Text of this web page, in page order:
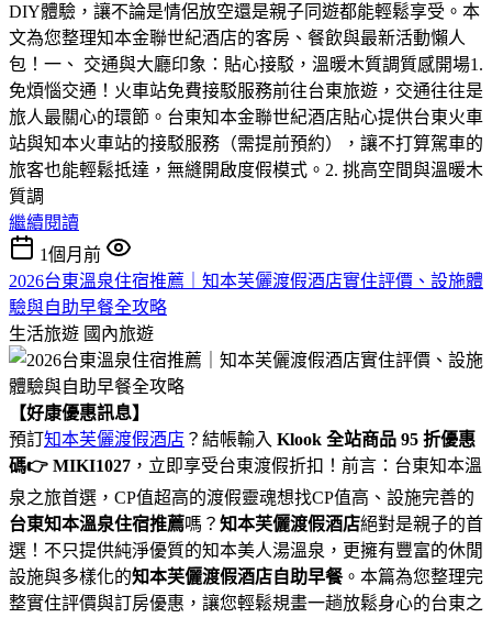
DIY體驗，讓不論是情侶放空還是親子同遊都能輕鬆享受。本
文為您整理知本金聯世紀酒店的客房、餐飲與最新活動懶人
包！一、 交通與大廳印象：貼心接駁，溫暖木質調質感開場1.
免煩惱交通！火車站免費接駁服務前往台東旅遊，交通往往是
旅人最關心的環節。台東知本金聯世紀酒店貼心提供台東火車
站與知本火車站的接駁服務（需提前預約），讓不打算駕車的
旅客也能輕鬆抵達，無縫開啟度假模式。2. 挑高空間與溫暖木
質調
繼續閱讀
1個月前
2026台東溫泉住宿推薦｜知本芙儷渡假酒店實住評價、設施體
驗與自助早餐全攻略
生活旅遊 國內旅遊
【好康優惠訊息】
預訂知本芙儷渡假酒店 ？結帳輸入 Klook 全站商品 95 折優惠
碼👉 MIKI1027 ，立即享受台東渡假折扣！前言：台東知本溫
泉之旅首選，CP值超高的渡假靈魂想找CP值高、設施完善的
台東知本溫泉住宿推薦嗎？ 知本芙儷渡假酒店絕對是親子的首
選！不只提供純淨優質的知本美人湯溫泉，更擁有豐富的休閒
設施與多樣化的知本芙儷渡假酒店自助早餐。本篇為您整理完
整實住評價與訂房優惠，讓您輕鬆規畫一趟放鬆身心的台東之